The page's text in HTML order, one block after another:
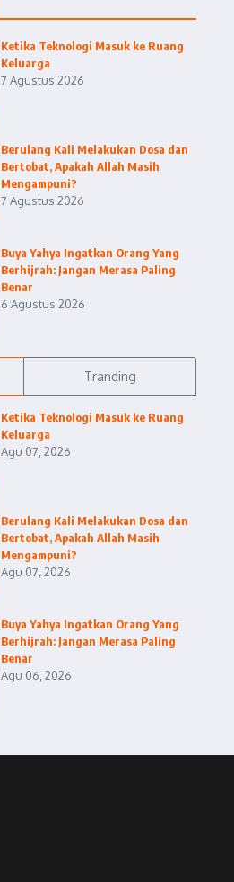
Ketika Teknologi Masuk ke Ruang
Keluarga
7 Agustus 2026
Berulang Kali Melakukan Dosa dan
Bertobat, Apakah Allah Masih
Mengampuni?
7 Agustus 2026
Buya Yahya Ingatkan Orang Yang
Berhijrah: Jangan Merasa Paling
Benar
6 Agustus 2026
Tranding
Ketika Teknologi Masuk ke Ruang
Keluarga
Agu 07, 2026
Berulang Kali Melakukan Dosa dan
Bertobat, Apakah Allah Masih
Mengampuni?
Agu 07, 2026
Buya Yahya Ingatkan Orang Yang
Berhijrah: Jangan Merasa Paling
Benar
Agu 06, 2026